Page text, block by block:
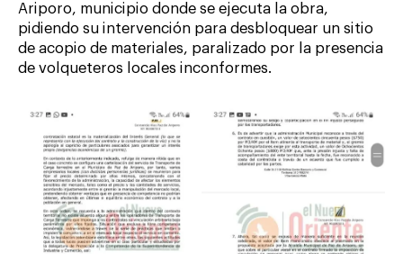
Ariporo, municipio donde se ejecuta la obra,
pidiendo su intervención para desbloquear un sitio
de acopio de materiales, paralizado por la presencia
de volqueteros locales inconformes.